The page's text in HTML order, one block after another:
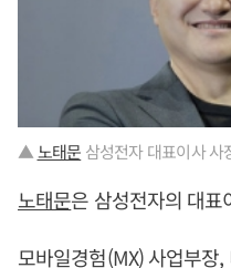
▲노태문 삼성전자 대표이사 사
노태문은 삼성전자의 대표
모바일경험(MX) 사업부장